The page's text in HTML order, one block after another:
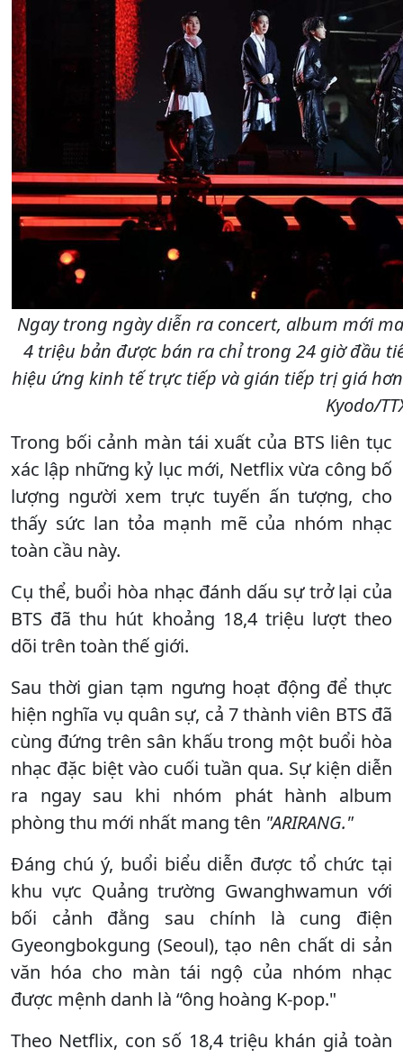
Ngay trong ngày diễn ra concert, album mới
4 triệu bản được bán ra chỉ trong 24 giờ đầu
hiệu ứng kinh tế trực tiếp và gián tiếp trị giá
Kyodo/
Trong bối cảnh màn tái xuất của BTS liên tục
xác lập những kỷ lục mới, Netflix vừa công bố
lượng người xem trực tuyến ấn tượng, cho
thấy sức lan tỏa mạnh mẽ của nhóm nhạc
toàn cầu này.
Cụ thể, buổi hòa nhạc đánh dấu sự trở lại của
BTS đã thu hút khoảng 18,4 triệu lượt theo
dõi trên toàn thế giới.
Sau thời gian tạm ngưng hoạt động để thực
hiện nghĩa vụ quân sự, cả 7 thành viên BTS đã
cùng đứng trên sân khấu trong một buổi hòa
nhạc đặc biệt vào cuối tuần qua. Sự kiện diễn
ra ngay sau khi nhóm phát hành album
phòng thu mới nhất mang tên "ARIRANG."
Đáng chú ý, buổi biểu diễn được tổ chức tại
khu vực Quảng trường Gwanghwamun với
bối cảnh đằng sau chính là cung điện
Gyeongbokgung (Seoul), tạo nên chất di sản
văn hóa cho màn tái ngộ của nhóm nhạc
được mệnh danh là “ông hoàng K-pop."
Theo Netflix, con số 18,4 triệu khán giả toàn